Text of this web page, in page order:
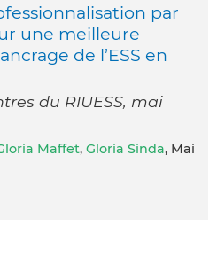
par
une meilleure
de l’ESS en
du RIUESS, mai
Maffet, Gloria Sinda, Mai